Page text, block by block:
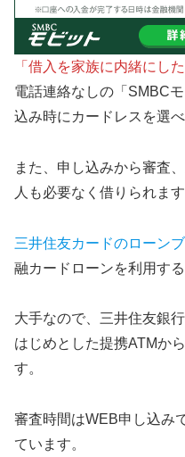
「借入を家族に内緒にした
電話連絡なしの「SMBC
込み時にカードレスを選
また、申し込みから審査
人も必要なく借りられます
三井住友カードのローン
融カードローンを利用す
大手なので、三井住友銀
はじめとした提携ATMか
す。
審査時間はWEB申し込み
ています。